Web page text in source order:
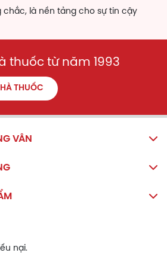
Animalis
Longum
Bifidum
dầu dừa phân đoạn, Silicon
lợi khuẩn hỗ trợ cải thiện hệ vi
đề kháng cho cơ thể.
chắc, là nền tảng cho sự tin cậy
thuốc từ năm 1993
THUỐC
VÂN
nại.